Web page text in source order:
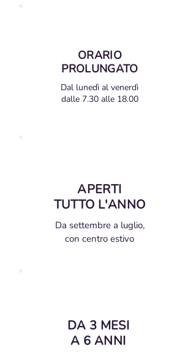
ORARIO
PROLUNGATO
Dal lunedì al venerdì
dalle 7.30 alle 18.00
APERTI
TUTTO L'ANNO
Da settembre a luglio,
con centro estivo
DA 3 MESI
A 6 ANNI